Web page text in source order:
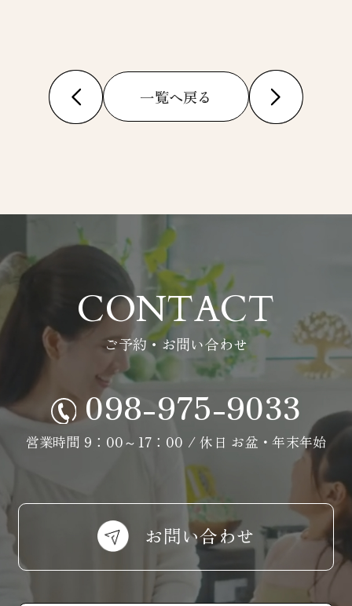
一覧へ戻る
CONTACT
ご予約・お問い合わせ
098-975-9033
営業時間 9：00～17：00 / 休日 お盆・年末年始
お問い合わせ